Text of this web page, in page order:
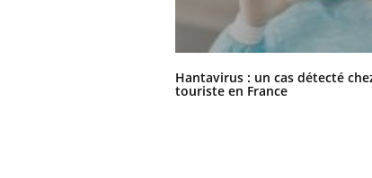
Hantavirus : un cas détecté
touriste en France